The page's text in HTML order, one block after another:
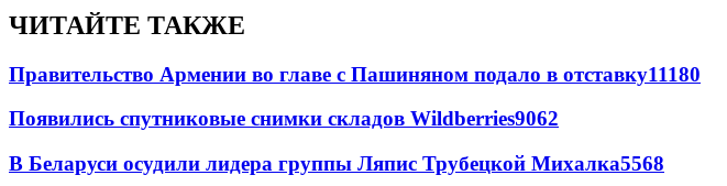
ЧИТАЙТЕ ТАКЖЕ
Правительство Армении во главе с Пашиняном подало в отставку11180
Появились спутниковые снимки складов Wildberries9062
В Беларуси осудили лидера группы Ляпис Трубецкой Михалка5568